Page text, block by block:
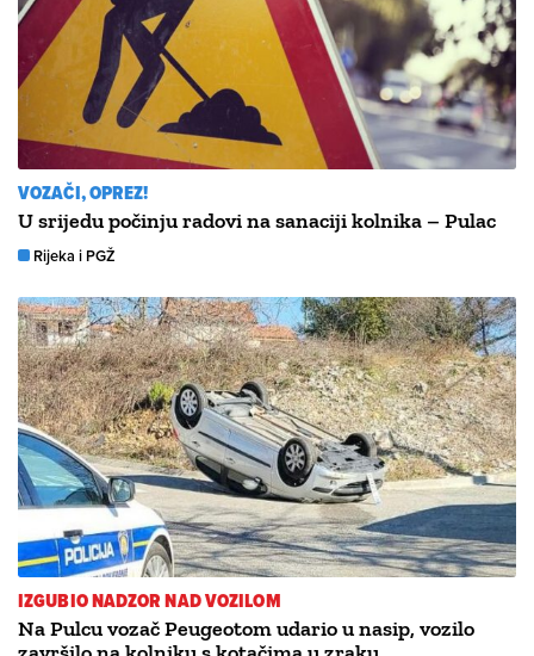
VOZAČI, OPREZ!
U srijedu počinju radovi na sanaciji kolnika – Pulac
Rijeka i PGŽ
IZGUBIO NADZOR NAD VOZILOM
Na Pulcu vozač Peugeotom udario u nasip, vozilo